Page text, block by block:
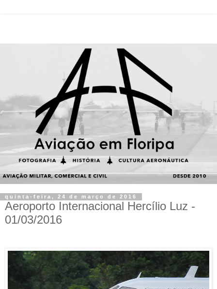
quinta-feira, 24 de março de 2016
Aeroporto Internacional Hercílio Luz -
01/03/2016